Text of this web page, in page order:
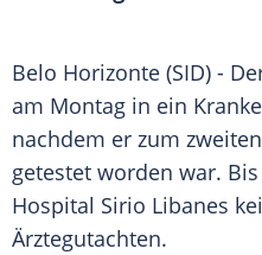
Belo Horizonte (SID) -
am Montag in ein
nachdem er zum
getestet worden war.
Hospital Sirio Libanes
Ärztegutachten.